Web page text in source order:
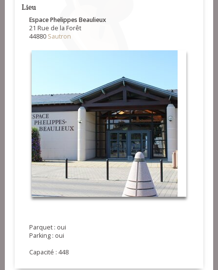
Lieu
Espace Phelippes Beaulieux
21 Rue de la Forêt
44880 Sautron
Parquet : oui
Parking : oui
Capacité : 448